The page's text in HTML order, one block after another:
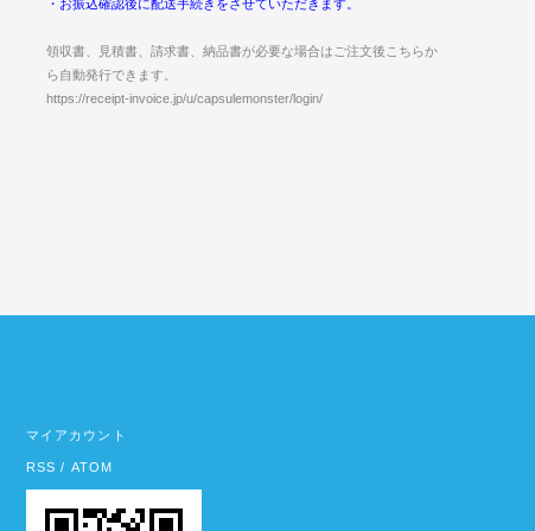
・お振込確認後に配送手続きをさせていただきます。
領収書、見積書、請求書、納品書が必要な場合はご注文後こちらか
ら自動発行できます。
https://receipt-invoice.jp/u/capsulemonster/login/
マイアカウント
RSS / ATOM